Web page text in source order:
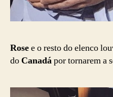
Rosee o resto do elenco
do Canadápor tornarem a